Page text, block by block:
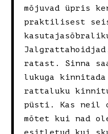
mõjuvad üpris
praktilisest
ratast. Sinna
lukuga
rattaluku
püsti. Kas neil
mõtet kui nad